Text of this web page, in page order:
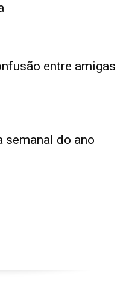
entre amigas
semanal do ano